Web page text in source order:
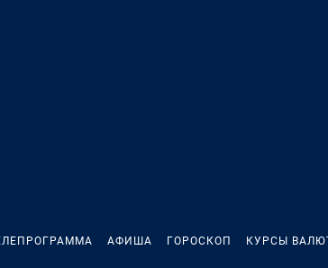
АФИША ГОРОСКОП КУРСЫ